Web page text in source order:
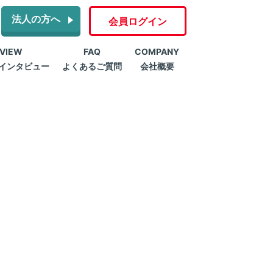
法人の方へ 会員ログイン
ンタビュー
FAQ
よくあるご質問
COMPANY
会社概要